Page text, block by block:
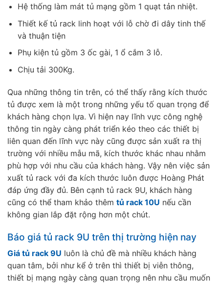
Hệ thống làm mát tủ mạng gồm 1 quạt tản nhiệt.
Thiết kế tủ rack linh hoạt với lỗ chờ đi dây tinh thế
và thuận tiện
Phụ kiện tủ gồm 3 ốc gài, 1 ổ cắm 3 lỗ.
Chịu tải 300Kg.
Qua những thông tin trên, có thể thấy rằng kích thước
tủ được xem là một trong những yếu tố quan trọng để
khách hàng chọn lựa. Vì hiện nay lĩnh vực công nghệ
thông tin ngày càng phát triển kéo theo các thiết bị
liên quan đến lĩnh vực này cũng được sản xuất ra thị
trường với nhiều mẫu mã, kích thước khác nhau nhằm
phù hợp với nhu cầu của khách hàng. Vậy nên việc sản
xuất tủ rack với đa kích thước luôn được Hoàng Phát
đáp ứng đầy đủ. Bên cạnh tủ rack 9U, khách hàng
cũng có thể tham khảo thêm tủ rack 10U nếu cần
không gian lắp đặt rộng hơn một chút.
Báo giá tủ rack 9U trên thị trường hiện nay
Giá tủ rack 9U luôn là chủ đề mà nhiều khách hàng
quan tâm, bởi như kể ở trên thì thiết bị viễn thông,
thiết bị mạng ngày càng quan trọng nên nhu cầu muốn